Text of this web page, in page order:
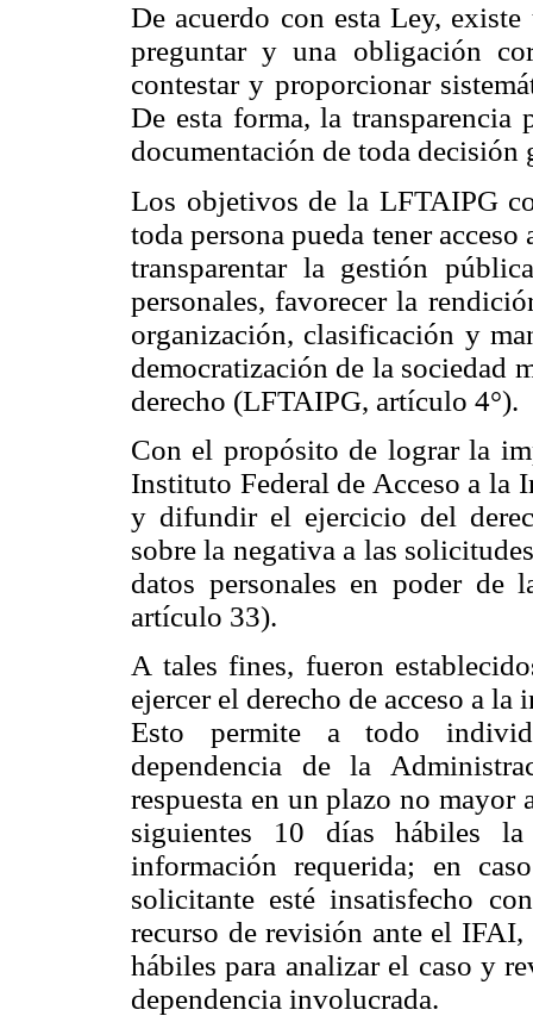
De acuerdo con esta Ley,
preguntar y una obligación
contestar y proporcionar
De esta forma, la
documentación de toda decisión
Los objetivos de la LFTAIPG
toda persona pueda tener
transparentar la gestión
personales, favorecer la
organización, clasificación y
democratización de la sociedad
derecho (LFTAIPG, artículo 4°).
Con el propósito de lograr la
Instituto Federal de Acceso a la
y difundir el ejercicio del
sobre la negativa a las
datos personales en poder de
artículo 33).
A tales fines, fueron
ejercer el derecho de acceso a
Esto permite a todo
dependencia de la
respuesta en un plazo no mayor
siguientes 10 días hábiles
información requerida; en
solicitante esté insatisfecho
recurso de revisión ante el
hábiles para analizar el caso y
dependencia involucrada.